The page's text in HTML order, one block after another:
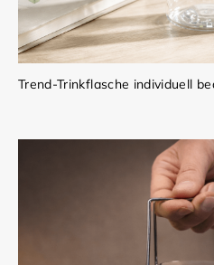
Trend-Trinkflasche individuell